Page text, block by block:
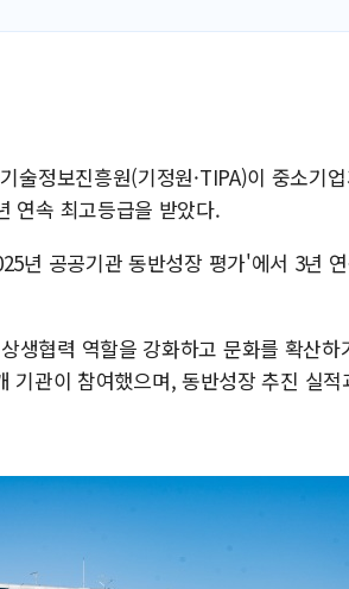
술정보진흥원(기정원·TIPA)이 중소기
연속 최고등급을 받았다.
년 공공기관 동반성장 평가'에서 3년
생협력 역할을 강화하고 문화를 확산
기관이 참여했으며, 동반성장 추진 실